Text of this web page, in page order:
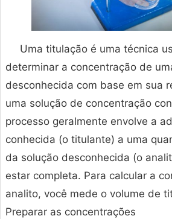
Uma titulação é uma técnica
determinar a concentração de
desconhecida com base em sua
uma solução de concentração
processo geralmente envolve a
conhecida (o titulante) a uma
da solução desconhecida (o
estar completa. Para calcular a
analito, você mede o volume de
Preparar as concentrações